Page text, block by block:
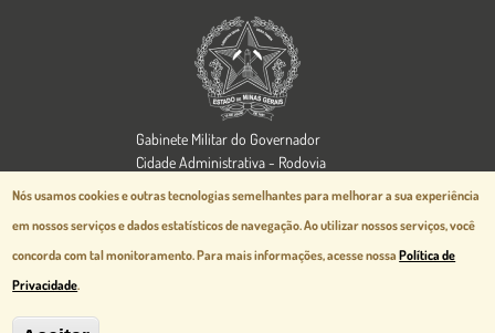
Imagem
Gabinete Militar do Governador
Cidade Administrativa - Rodovia
Belo Horizonte, MG - CEP 31630-903
Aspectos legais e responsabilidades
Nós usamos cookies e outras tecnologias semelhantes para melhorar a sua experiência
em nossos serviços e dados estatísticos de navegação.Ao utilizar nossos serviços, você
concorda com tal monitoramento. Para mais informações, acesse nossaPolítica de
Privacidade.